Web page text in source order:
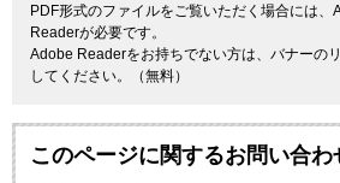
PDF形式のファイルをご覧いただく場合には
Readerが必要です。
Adobe Readerをお持ちでない方は、バナーの
してください。（無料）
このページに関するお問い合わ